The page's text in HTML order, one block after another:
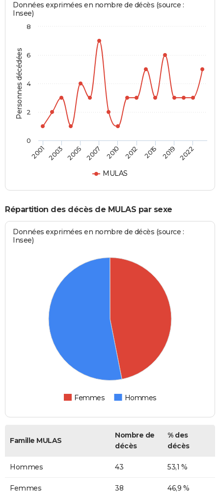
Personnes décédées
Données exprimées en nombre de décès (source :
Insee)
MULAS
2001 2003 2005 2007 2010 2012 2015 2019 2022
0
2
4
6
8
Répartition des décès de MULAS par sexe
Données exprimées en nombre de décès (source :
Insee)
Femmes Hommes
Famille MULAS
Nombre de
décès
% des
décès
Hommes 43 53,1 %
Femmes 38 46,9 %